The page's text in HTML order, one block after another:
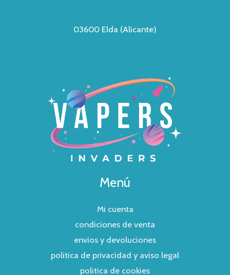
03600 Elda (Alicante)
Menú
Mi cuenta
condiciones de venta
envios y devoluciones
politica de privacidad y aviso legal
politica de cookies